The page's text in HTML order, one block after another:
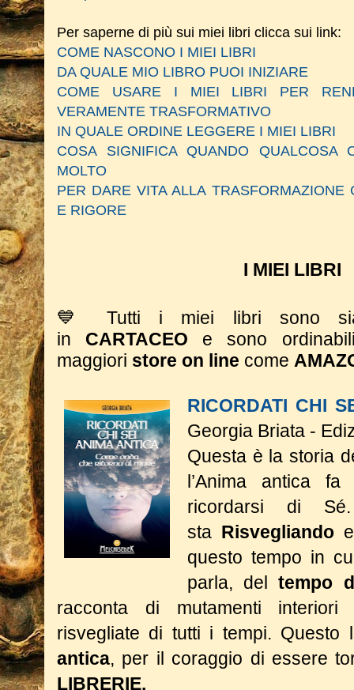
Per saperne di più sui miei libri clicca sui link:
COME NASCONO I MIEI LIBRI
DA QUALE MIO LIBRO PUOI INIZIARE
COME USARE I MIEI LIBRI PER
VERAMENTE TRASFORMATIVO
IN QUALE ORDINE LEGGERE I MIEI LIBRI
COSA SIGNIFICA QUANDO QUALCOSA
MOLTO
PER DARE VITA ALLA TRASFORMAZIONE
E RIGORE
I MIEI LIBRI
💙 Tutti i miei libri sono
in CARTACEO e sono
maggiori store on line come
RICORDATI CHI
Georgia Briata -
Questa è la storia
l’Anima antica
ricordarsi di
sta Risvegliando
questo tempo in
parla, deltempo
racconta di mutamenti
risvegliate di tutti i tempi.
antica, per il coraggio di essere
LIBRERIE.